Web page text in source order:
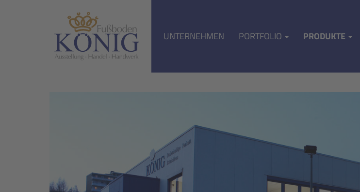
UNTERNEHMEN PORTFOLIO PRODUKTE